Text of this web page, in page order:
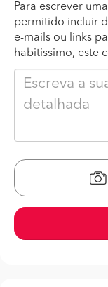
Para escrever
permitido incluir
e-mails ou links
habitissimo, este